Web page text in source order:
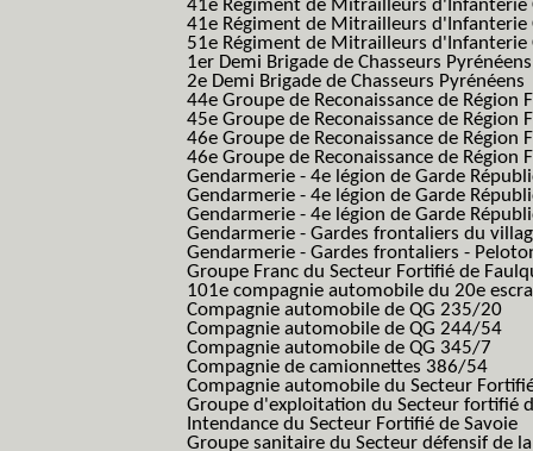
41e Régiment de Mitrailleurs d'Infanterie
41e Régiment de Mitrailleurs d'Infanterie
51e Régiment de Mitrailleurs d'Infanterie
1er Demi Brigade de Chasseurs Pyrénéens
2e Demi Brigade de Chasseurs Pyrénéens
44e Groupe de Reconaissance de Région
45e Groupe de Reconaissance de Région
46e Groupe de Reconaissance de Région
46e Groupe de Reconaissance de
Gendarmerie - 4e légion de Garde
Gendarmerie - 4e légion de Garde
Gendarmerie - 4e légion de Garde
Gendarmerie - Gardes frontaliers du
Gendarmerie - Gardes frontaliers -
Groupe Franc du Secteur Fortifié de
101e compagnie automobile du 20e
Compagnie automobile de QG 235/20
Compagnie automobile de QG 244/54
Compagnie automobile de QG 345/7
Compagnie de camionnettes 386/54
Compagnie automobile du Secteur
Groupe d'exploitation du Secteur fortifié
Intendance du Secteur Fortifié de Savoie
Groupe sanitaire du Secteur défensif de